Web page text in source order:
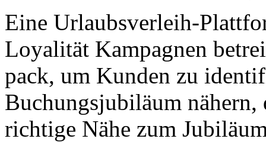
Eine Urlaubsverleih-
Loyalität Kampagnen
pack, um Kunden zu
Buchungsjubiläum
richtige Nähe zum